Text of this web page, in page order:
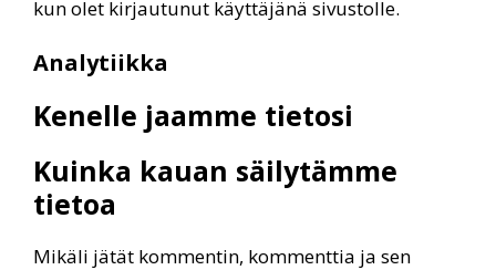
kun olet kirjautunut käyttäjänä sivustolle.
Analytiikka
Kenelle jaamme tietosi
Kuinka kauan säilytämme
tietoa
Mikäli jätät kommentin, kommenttia ja sen